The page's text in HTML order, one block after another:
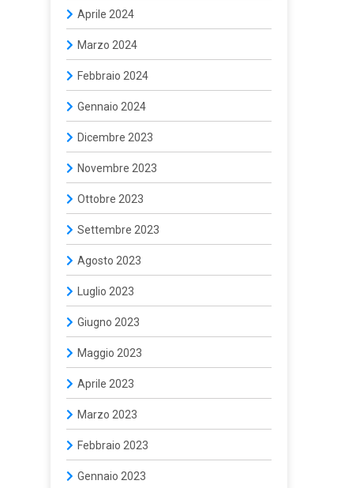
Aprile 2024
Marzo 2024
Febbraio 2024
Gennaio 2024
Dicembre 2023
Novembre 2023
Ottobre 2023
Settembre 2023
Agosto 2023
Luglio 2023
Giugno 2023
Maggio 2023
Aprile 2023
Marzo 2023
Febbraio 2023
Gennaio 2023